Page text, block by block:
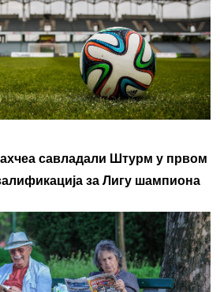
савладали Штурм у првом
за Лигу шампиона